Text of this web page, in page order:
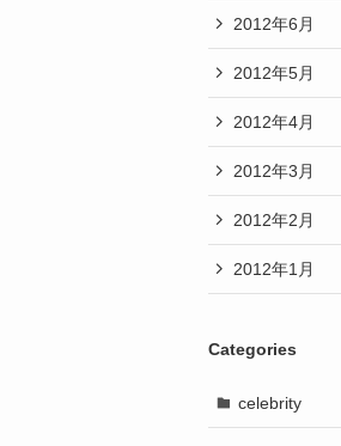
2012年6月
2012年5月
2012年4月
2012年3月
2012年2月
2012年1月
Categories
celebrity